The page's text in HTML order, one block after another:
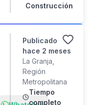
Construcción
Publicado
hace 2 meses
La Granja,
Región
Metropolitana
Tiempo
completo